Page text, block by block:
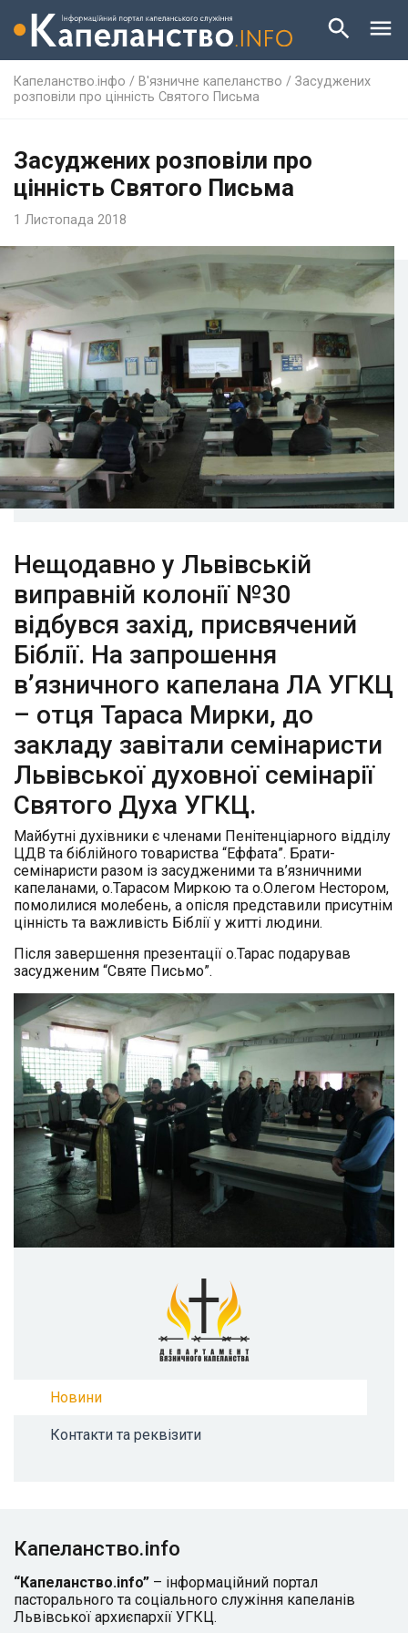
Капеланство.інфо / В'язничне капеланство / Засуджених
розповіли про цінність Святого Письма
Засуджених розповіли про
цінність Святого Письма
1 Листопада 2018
Нещодавно у Львівській
виправній колонії №30
відбувся захід, присвячений
Біблії. На запрошення
в’язничного капелана ЛА УГКЦ
– отця Тараса Мирки, до
закладу завітали семінаристи
Львівської духовної семінарії
Святого Духа УГКЦ.
Майбутні духівники є членами Пенітенціарного відділу
ЦДВ та біблійного товариства “Еффата”. Брати-
семінаристи разом із засудженими та в’язничними
капеланами, о.Тарасом Миркою та о.Олегом Нестором,
помолилися молебень, а опісля представили присутнім
цінність та важливість Біблії у житті людини.
Після завершення презентації о.Тарас подарував
засудженим “Святе Письмо”.
Новини
Контакти та реквізити
Капеланство.info
“Капеланство.info” – інформаційний портал
пасторального та соціального служіння капеланів
Львівської архиєпархії УГКЦ.